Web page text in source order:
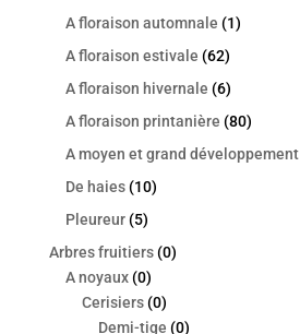
A floraison automnale (1)
A floraison estivale (62)
A floraison hivernale (6)
A floraison printanière (80)
A moyen et grand développement
De haies (10)
Pleureur (5)
Arbres fruitiers (0)
A noyaux (0)
Cerisiers (0)
Demi-tige (0)